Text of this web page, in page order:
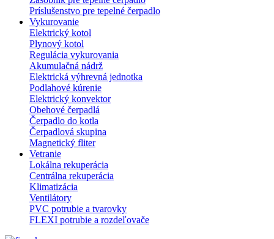
Príslušenstvo pre tepelné čerpadlo
Vykurovanie
Elektrický kotol
Plynový kotol
Regulácia vykurovania
Akumulačná nádrž
Elektrická výhrevná jednotka
Podlahové kúrenie
Elektrický konvektor
Obehové čerpadlá
Čerpadlo do kotla
Čerpadlová skupina
Magnetický fliter
Vetranie
Lokálna rekuperácia
Centrálna rekuperácia
Klimatizácia
Ventilátory
PVC potrubie a tvarovky
FLEXI potrubie a rozdeľovače